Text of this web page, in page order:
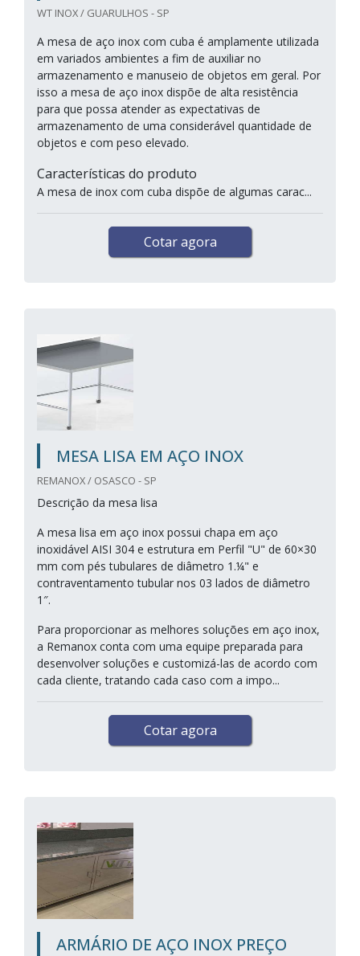
WT INOX / GUARULHOS - SP
A mesa de aço inox com cuba é amplamente utilizada
em variados ambientes a fim de auxiliar no
armazenamento e manuseio de objetos em geral. Por
isso a mesa de aço inox dispõe de alta resistência
para que possa atender as expectativas de
armazenamento de uma considerável quantidade de
objetos e com peso elevado.
Características do produto
A mesa de inox com cuba dispõe de algumas carac...
Cotar agora
MESA LISA EM AÇO INOX
REMANOX / OSASCO - SP
Descrição da mesa lisa
A mesa lisa em aço inox possui chapa em aço
inoxidável AISI 304 e estrutura em Perfil "U" de 60×30
mm com pés tubulares de diâmetro 1.¼" e
contraventamento tubular nos 03 lados de diâmetro
1″.
Para proporcionar as melhores soluções em aço inox,
a Remanox conta com uma equipe preparada para
desenvolver soluções e customizá-las de acordo com
cada cliente, tratando cada caso com a impo...
Cotar agora
ARMÁRIO DE AÇO INOX PREÇO